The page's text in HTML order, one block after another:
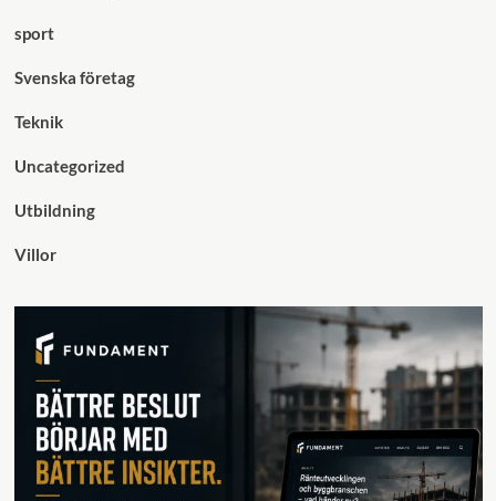
sport
Svenska företag
Teknik
Uncategorized
Utbildning
Villor